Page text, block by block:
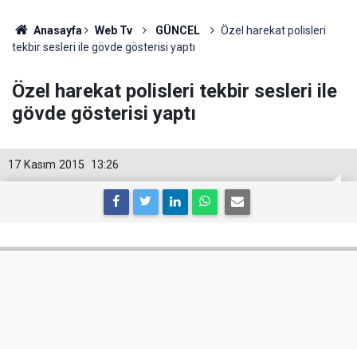
Anasayfa Web Tv GÜNCEL
Özel harekat polisleri
tekbir sesleri ile gövde gösterisi yaptı
Özel harekat polisleri tekbir sesleri ile
gövde gösterisi yaptı
13:26
17 Kasım 2015